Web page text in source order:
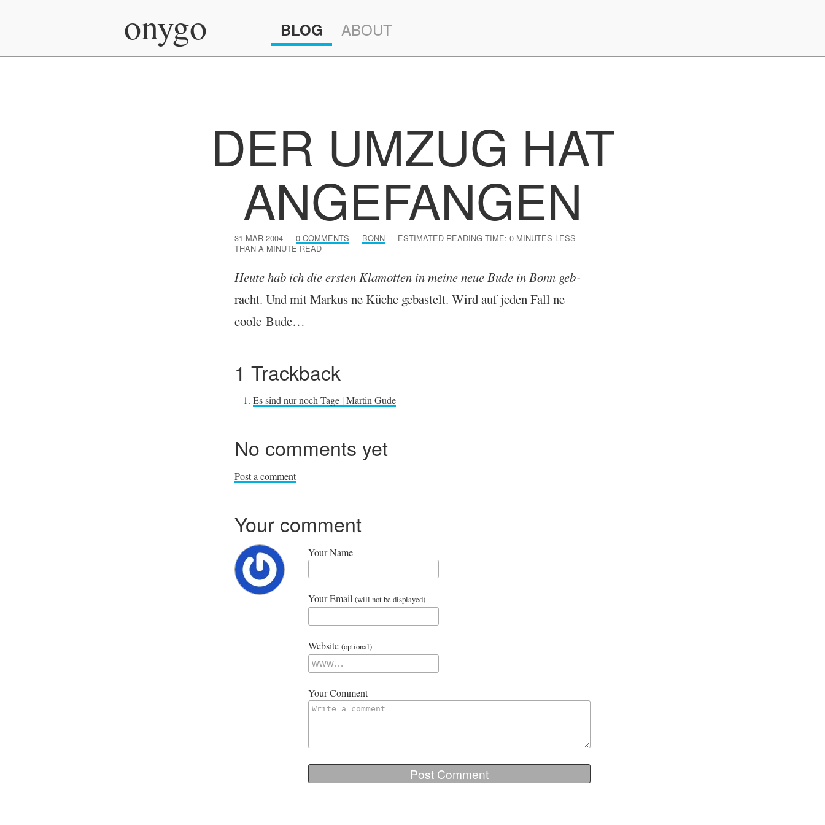
onygo BLOG ABOUT
DER UMZUG HAT
ANGEFANGEN
31 MAR 2004 — 0 COMMENTS — BONN — ESTIMATED READING TIME: 0 MINUTES LESS
THAN A MINUTE READ
Heute hab ich die ersten Klamot­ten in meine neue Bude in Bonn geb­
racht. Und mit Markus ne Küche gebastelt. Wird auf jeden Fall ne
coole Bude…
1 Trackback
Es sind nur noch Tage | Martin Gude
No comments yet
Post a comment
Your comment
Your Name
Your Email (will not be displayed)
Website (optional)
Your Comment